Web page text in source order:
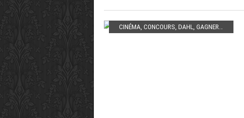
CINÉMA CONCOURS DAHL GAGNER